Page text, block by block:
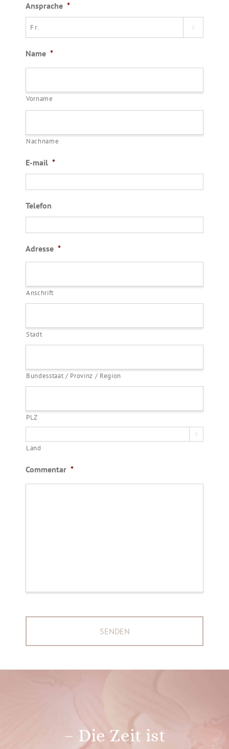
Ansprache *

Name *
Vorname
Nachname
E-mail *
Telefon
Adresse *
Anschrift
Stadt
Bundesstaat / Provinz / Region
PLZ

Land
Commentar *
– Die Zeit ist